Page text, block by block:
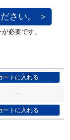
さい。 ＞
-